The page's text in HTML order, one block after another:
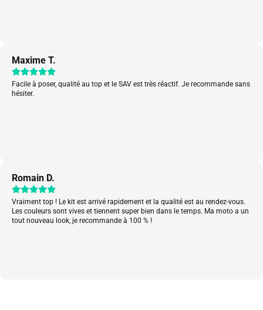
Maxime T.
Facile à poser, qualité au top et le SAV est très réactif. Je recommande sans
hésiter.
Romain D.
Vraiment top ! Le kit est arrivé rapidement et la qualité est au rendez-vous.
Les couleurs sont vives et tiennent super bien dans le temps. Ma moto a un
tout nouveau look, je recommande à 100 % !